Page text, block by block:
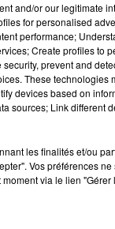
DE...
vendange
and/or our legitimate
for personalised
performance;
Create profiles to
prevent and
These technologies
devices based on
sources; Link different
les finalités et/ou
Vos préférences
via le lien